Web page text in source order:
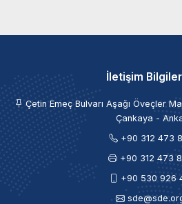
İletişim
Çetin Emeç Bulvarı Aşağı Öveçler
Çankaya -
+90 312 473
+90 312 473
+90 530 926